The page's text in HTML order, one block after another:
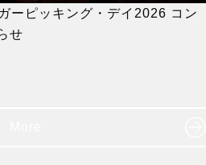
ーピッキング・デイ2026 コン
せ